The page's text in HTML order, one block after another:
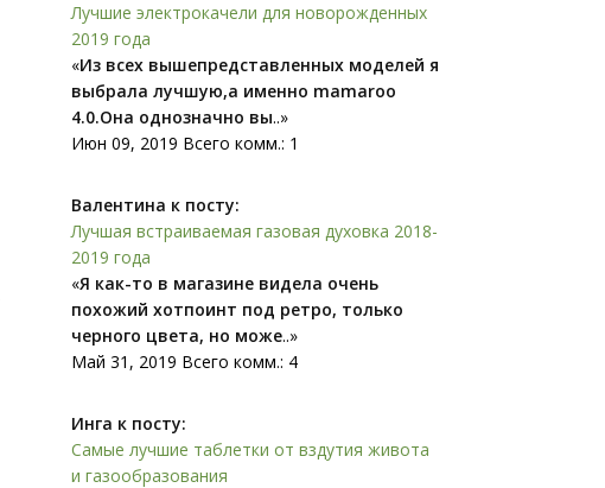
Лучшие электрокачели для новорожденных
2019 года
«Из всех вышепредставленных моделей я
выбрала лучшую,а именно mamaroo
4.0.Она однозначно вы..»
Июн 09, 2019 Всего комм.: 1
Валентина к посту:
Лучшая встраиваемая газовая духовка 2018-
2019 года
«Я как-то в магазине видела очень
похожий xoтпоинт под ретро, только
черного цвета, но може..»
Май 31, 2019 Всего комм.: 4
Инга к посту:
Самые лучшие таблетки от вздутия живота
и газообразования